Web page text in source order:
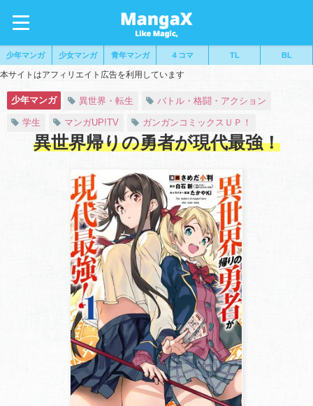
少年マンガ 少女マンガ 青年マンガ ４コマ TL BL
本サイトはアフィリエイト広告を利用しています
少年マンガ 異世界・転生 バトル・格闘・アクション
学生 マンガUP!TV ガンガンコミックスＵＰ！
異世界帰りの勇者が現代最強！